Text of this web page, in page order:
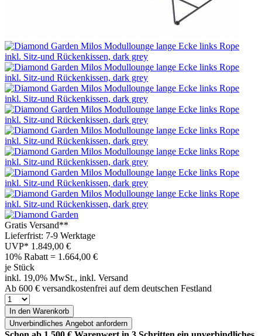
Gratis Versand**
Lieferfrist: 7-9 Werktage
UVP* 1.849,00 €
10% Rabatt = 1.664,00 €
je Stück
inkl. 19,0% MwSt., inkl. Versand
Ab 600 € versandkostenfrei auf dem deutschen Festland
In den Warenkorb
Unverbindliches Angebot anfordern